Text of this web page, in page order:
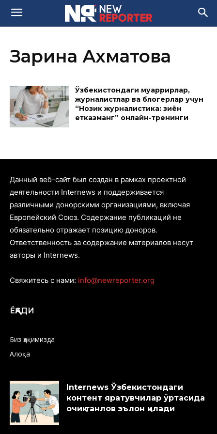
Зарина Ахматова
Ўзбекистондаги муҳаррирлар,
журналистлар ва блогерлар учун
“Нозик журналистика: зиён
етказманг” онлайн-тренинги
Данный веб-сайт был создан в рамках проектной
деятельности Internews и поддерживается
различными донорскими организациями, включая
Европейский Союз. Содержание публикаций не
обязательно отражает позицию доноров.
Ответственность за содержание материалов несут
авторы и Internews.
Свяжитесь с нами: info@newreporter.org
ЁҚАДИ
Биз ҳақимизда
Алоқа
Internews Ўзбекистондаги
контент яратувчилар ўртасида
очиқ танлов эълон қилади